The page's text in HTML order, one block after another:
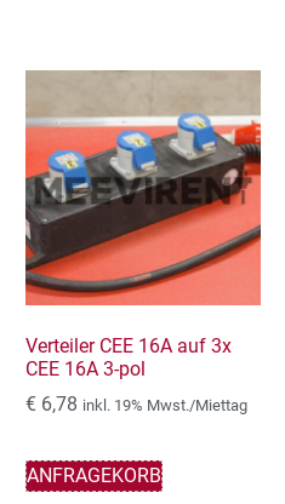
Verteiler CEE 16A auf 3x
CEE 16A 3-pol
€ 6,78 inkl. 19% Mwst./Miettag
ANFRAGEKORB